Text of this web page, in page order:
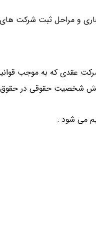
و مراحل ثبت شرکت های
عقدی که به موجب قوانین
شخصیت حقوقی در
می شود :